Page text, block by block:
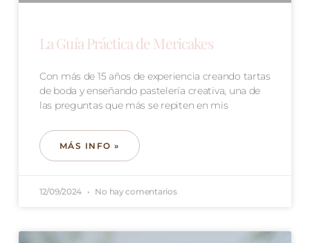
La Guía Práctica de Mericakes
Con más de 15 años de experiencia creando tartas
de boda y enseñando pastelería creativa, una de
las preguntas que más se repiten en mis
MÁS INFO »
12/09/2024 No hay comentarios